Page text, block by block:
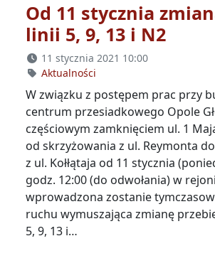
Od 11 stycznia
linii 5, 9, 13 i N2
11 stycznia 2021 10:00
Aktualności
W związku z postępem prac przy
centrum przesiadkowego Opole
częściowym zamknięciem ul. 1
od skrzyżowania z ul. Reymonta
z ul. Kołłątaja od 11 stycznia
godz. 12:00 (do odwołania) w
wprowadzona zostanie
ruchu wymuszająca zmianę
5, 9, 13 i…